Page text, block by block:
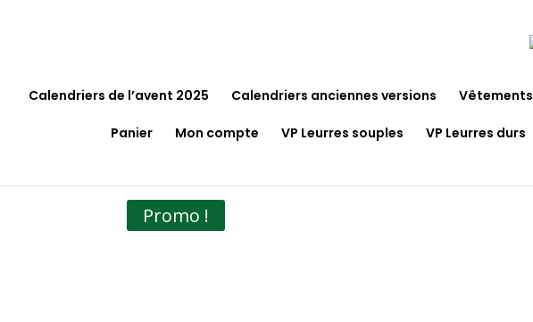
Calendriers de l’avent 2025 Calendriers anciennes versions Vêtements
Panier Mon compte VP Leurres souples VP Leurres durs
Promo !